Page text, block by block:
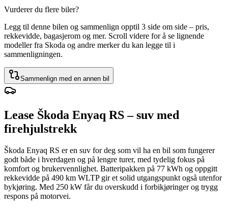
Vurderer du flere biler?
Legg til denne bilen og sammenlign opptil 3 side om side – pris,
rekkevidde, bagasjerom og mer. Scroll videre for å se lignende
modeller fra Skoda og andre merker du kan legge til i
sammenligningen.
Sammenlign med en annen bil
Lease Škoda Enyaq RS – suv med
firehjulstrekk
Škoda Enyaq RS er en suv for deg som vil ha en bil som fungerer
godt både i hverdagen og på lengre turer, med tydelig fokus på
komfort og brukervennlighet. Batteripakken på 77 kWh og oppgitt
rekkevidde på 490 km WLTP gir et solid utgangspunkt også utenfor
bykjøring. Med 250 kW får du overskudd i forbikjøringer og trygg
respons på motorvei.